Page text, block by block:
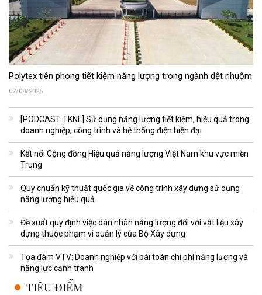
Polytex tiên phong tiết kiệm năng lượng trong ngành dệt nhuộm
07/08/2026
[PODCAST TKNL] Sử dụng năng lượng tiết kiệm, hiệu quả trong
doanh nghiệp, công trình và hệ thống điện hiện đại
Kết nối Cộng đồng Hiệu quả năng lượng Việt Nam khu vực miền
Trung
Quy chuẩn kỹ thuật quốc gia về công trình xây dựng sử dụng
năng lượng hiệu quả
Đề xuất quy định việc dán nhãn năng lượng đối với vật liệu xây
dựng thuộc phạm vi quản lý của Bộ Xây dựng
Tọa đàm VTV: Doanh nghiệp với bài toán chi phí năng lượng và
năng lực cạnh tranh
TIÊU ĐIỂM